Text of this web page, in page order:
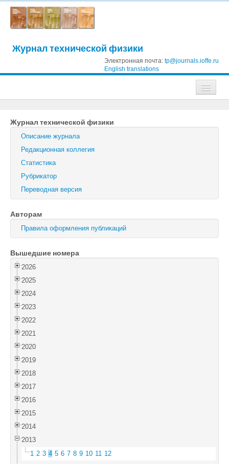
Журнал технической физики
Электронная почта: tp@journals.ioffe.ru
English translations
Журнал технической физики
Письма в Журнал технической физики
Физика твердого тела
Поиск
Журнал технической физики
Описание журнала
Редакционная коллегия
Статистика
Рубрикатор
Переводная версия
Авторам
Правила оформления публикаций
Вышедшие номера
2026
2025
2024
2023
2022
2021
2020
2019
2018
2017
2016
2015
2014
2013
1 2 3 4 5 6 7 8 9 10 11 12